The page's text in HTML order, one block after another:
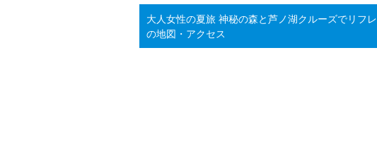
大人女性の夏旅 神秘の森と芦ノ湖クルーズでリフ
の地図・アクセス